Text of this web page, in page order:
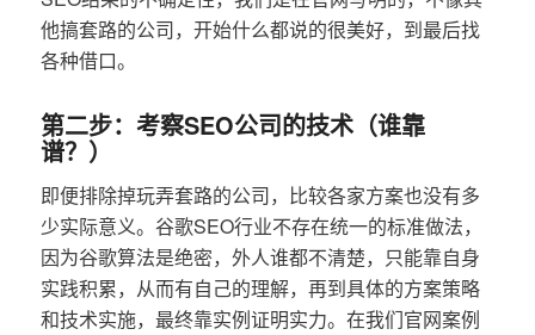
他搞套路的公司，开始什么都说的很美好，到最后找
各种借口。
第二步：考察SEO公司的技术（谁靠
谱？）
即便排除掉玩弄套路的公司，比较各家方案也没有多
少实际意义。谷歌SEO行业不存在统一的标准做法，
因为谷歌算法是绝密，外人谁都不清楚，只能靠自身
实践积累，从而有自己的理解，再到具体的方案策略
和技术实施，最终靠实例证明实力。在我们官网案例